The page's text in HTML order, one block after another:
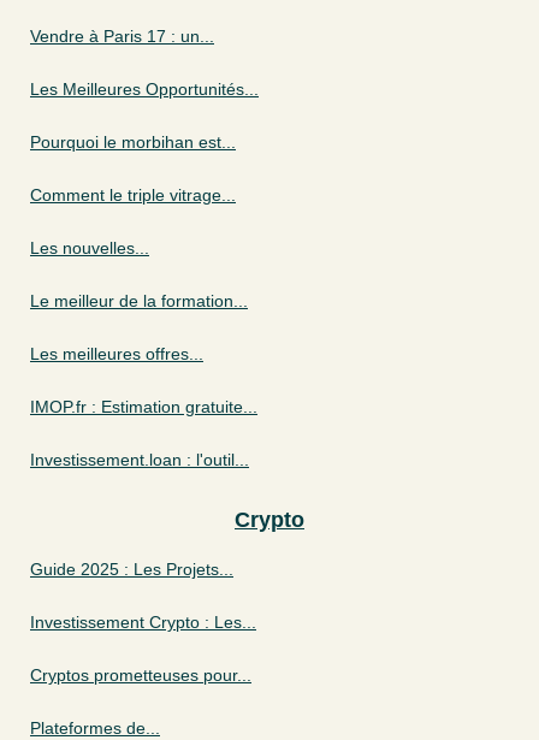
Vendre à Paris 17 : un...
Les Meilleures Opportunités...
Pourquoi le morbihan est...
Comment le triple vitrage...
Les nouvelles...
Le meilleur de la formation...
Les meilleures offres...
IMOP.fr : Estimation gratuite...
Investissement.loan : l'outil...
Crypto
Guide 2025 : Les Projets...
Investissement Crypto : Les...
Cryptos prometteuses pour...
Plateformes de...